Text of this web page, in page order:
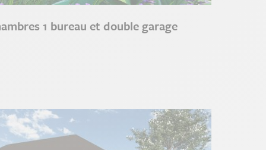
1 bureau et double garage